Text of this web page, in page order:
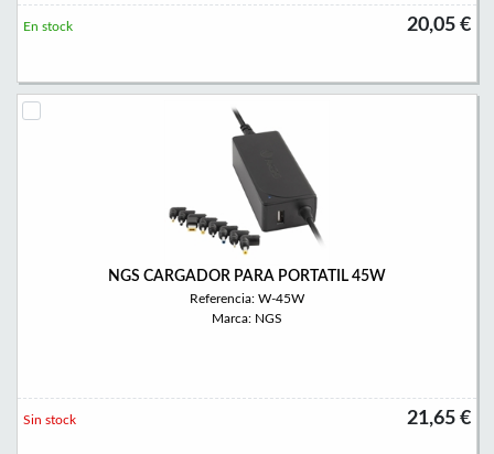
20,05 €
En stock
NGS CARGADOR PARA PORTATIL 45W
Referencia: W-45W
Marca: NGS
21,65 €
Sin stock